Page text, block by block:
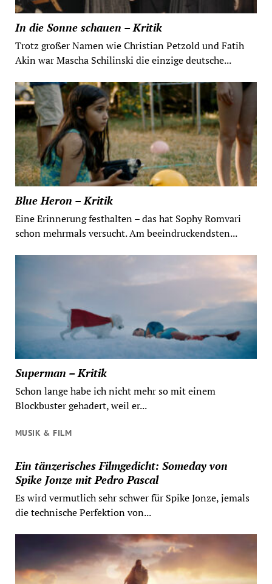
In die Sonne schauen – Kritik
Trotz großer Namen wie Christian Petzold und Fatih
Akin war Mascha Schilinski die einzige deutsche...
Blue Heron – Kritik
Eine Erinnerung festhalten – das hat Sophy Romvari
schon mehrmals versucht. Am beeindruckendsten...
Superman – Kritik
Schon lange habe ich nicht mehr so mit einem
Blockbuster gehadert, weil er...
MUSIK & FILM
Ein tänzerisches Filmgedicht: Someday von
Spike Jonze mit Pedro Pascal
Es wird vermutlich sehr schwer für Spike Jonze, jemals
die technische Perfektion von...